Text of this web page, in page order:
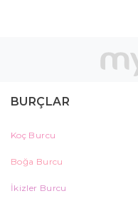
BURÇLAR
Koç Burcu
Boğa Burcu
İkizler Burcu